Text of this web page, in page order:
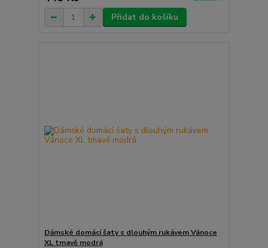
Přidat do košíku
Dámské domácí šaty s dlouhým rukávem Vánoce
XL tmavě modrá